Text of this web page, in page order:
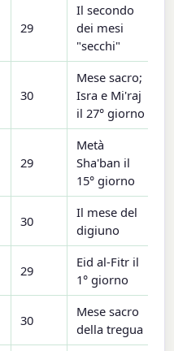
29
Il secondo
dei mesi
"secchi"
30
Mese sacro;
Isra e Mi'raj
il 27° giorno
29
Metà
Sha'ban il
15° giorno
30
Il mese del
digiuno
29
Eid al-Fitr il
1° giorno
30
Mese sacro
della tregua